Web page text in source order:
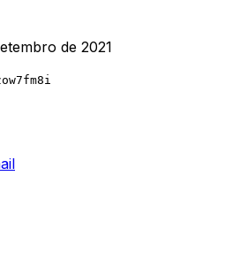
de 2021